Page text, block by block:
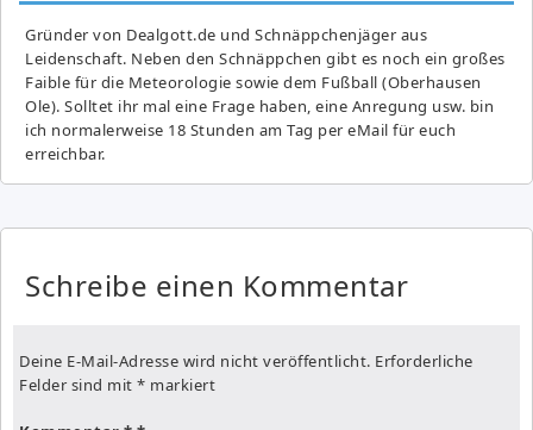
Gründer von Dealgott.de und Schnäppchenjäger aus
Leidenschaft. Neben den Schnäppchen gibt es noch ein großes
Fai­ble für die Meteorologie sowie dem Fußball (Oberhausen
Ole). Solltet ihr mal eine Frage haben, eine Anregung usw. bin
ich normalerweise 18 Stunden am Tag per eMail für euch
erreichbar.
Schreibe einen Kommentar
Deine E-Mail-Adresse wird nicht veröffentlicht. Erforderliche
Felder sind mit * markiert